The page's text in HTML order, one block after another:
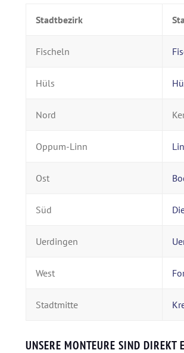
Stadtbezirk
Fischeln
Hüls
Nord
Oppum-Linn
Ost
Süd
Uerdingen
West
Stadtmitte
UNSERE MONTEURE SIND DIREKT